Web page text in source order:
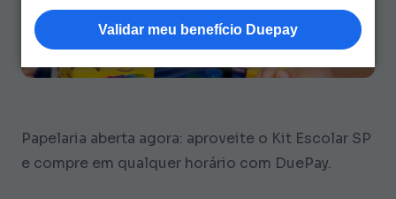
Validar meu benefício Duepay
Papelaria aberta agora: aproveite o Kit Escolar SP
e compre em qualquer horário com DuePay.